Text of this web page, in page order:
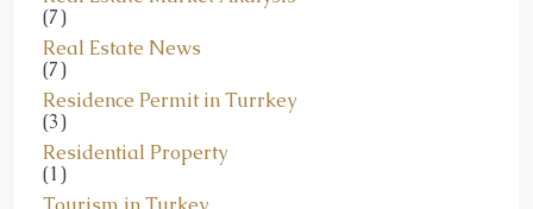
Real Estate News
(7)
Residence Permit in Turrkey
(3)
Residential Property
(1)
Tourism in Turkey
(3)